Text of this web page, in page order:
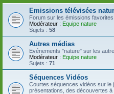
Emissions télévisées
Forum sur les émissions favorites
Modérateur : Equipe nature
Sujets : 58
Autres médias
Evénements "nature" sur les
Modérateur : Equipe nature
Sujets : 71
Séquences Vidéos
Courtes séquences vidéos sur le
présentations, des découvertes à